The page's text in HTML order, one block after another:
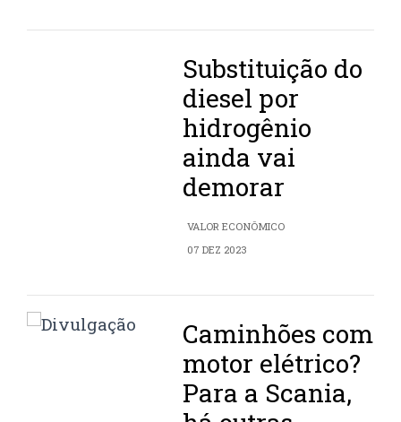
Substituição do
diesel por
hidrogênio
ainda vai
demorar
VALOR ECONÔMICO
07 DEZ 2023
Caminhões com
motor elétrico?
Para a Scania,